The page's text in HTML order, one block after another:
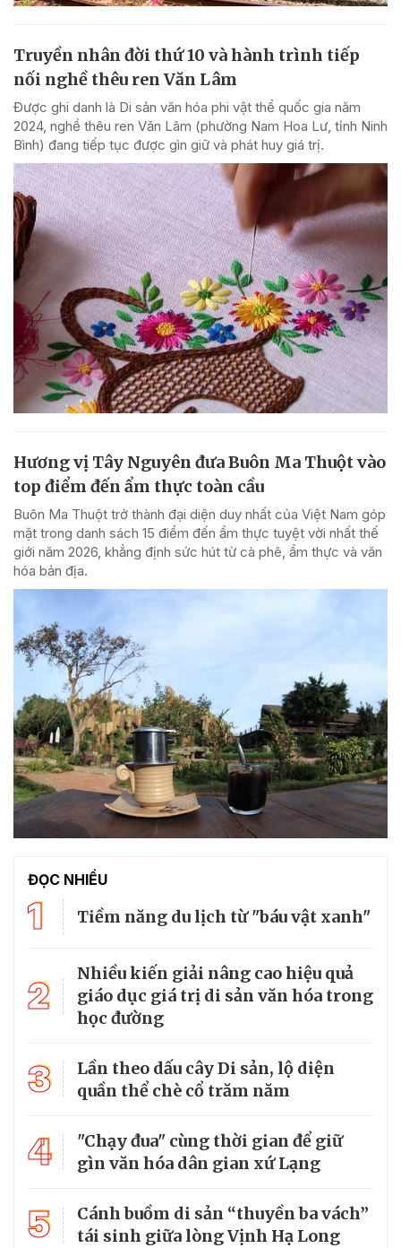
Truyền nhân đời thứ 10 và hành trình tiếp
nối nghề thêu ren Văn Lâm
Được ghi danh là Di sản văn hóa phi vật thể quốc gia năm
2024, nghề thêu ren Văn Lâm (phường Nam Hoa Lư, tỉnh Ninh
Bình) đang tiếp tục được gìn giữ và phát huy giá trị.
Hương vị Tây Nguyên đưa Buôn Ma Thuột vào
top điểm đến ẩm thực toàn cầu
Buôn Ma Thuột trở thành đại diện duy nhất của Việt Nam góp
mặt trong danh sách 15 điểm đến ẩm thực tuyệt vời nhất thế
giới năm 2026, khẳng định sức hút từ cà phê, ẩm thực và văn
hóa bản địa.
ĐỌC NHIỀU
1 Tiềm năng du lịch từ "báu vật xanh"
2
Nhiều kiến giải nâng cao hiệu quả
giáo dục giá trị di sản văn hóa trong
học đường
3
Lần theo dấu cây Di sản, lộ diện
quần thể chè cổ trăm năm
4
"Chạy đua" cùng thời gian để giữ
gìn văn hóa dân gian xứ Lạng
5
Cánh buồm di sản “thuyền ba vách”
tái sinh giữa lòng Vịnh Hạ Long